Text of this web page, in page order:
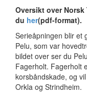
Oversikt over
du her(pdf-format).
Serieåpningen blir et
Pelu, som var
bildet over ser du
Fagerholt. Fagerholt
korsbåndskade, og
Orkla og Strindheim.